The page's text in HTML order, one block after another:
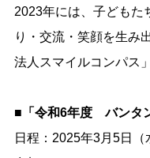
2023年には、子どもた
り・交流・笑顔を生み
法人スマイルコンパス
■「令和6年度 バンタ
日程：2025年3月5日（